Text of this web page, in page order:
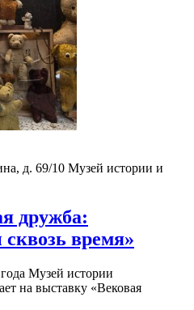
д. 69/10 Музей истории и
дружба:
время»
Музей истории
на выставку «Вековая